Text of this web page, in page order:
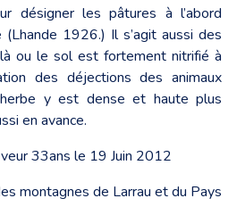
désigner les pâtures à l’abord
1926.) Il s’agit aussi des
ou le sol est fortement nitrifié à
des déjections des animaux
y est dense et haute plus
en avance.
33ans le 19 Juin 2012
montagnes de Larrau et du Pays